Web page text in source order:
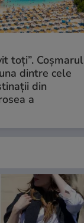
toți”. Coșmarul
dintre cele
din
a